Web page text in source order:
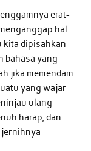
erat-
hal
kita dipisahkan
bahasa yang
jika memendam
yang wajar
ulang
harap, dan